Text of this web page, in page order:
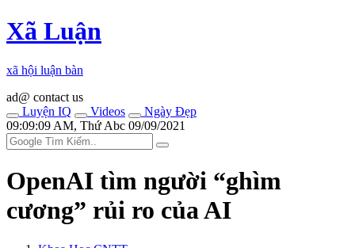
Xã Luận
xã hội luận bàn
ad@ contact us
Luyện IQ
Videos
Ngày Đẹp
09:09:09 AM, Thứ Abc 09/09/2021
OpenAI tìm người “ghìm
cương” rủi ro của AI